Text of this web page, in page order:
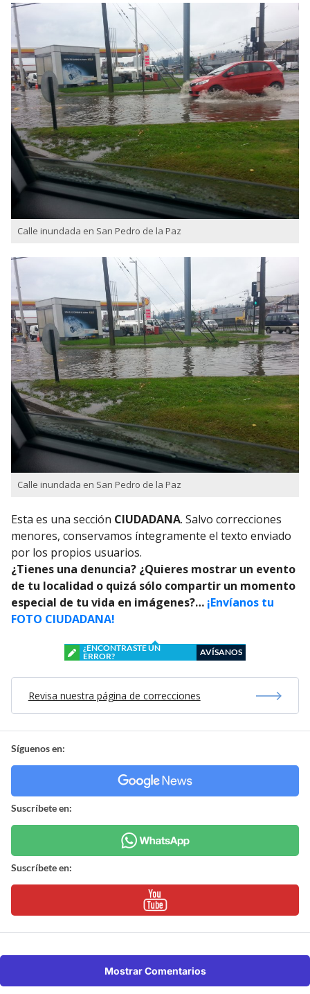
Calle inundada en San Pedro de la Paz
Calle inundada en San Pedro de la Paz
Esta es una sección CIUDADANA. Salvo correcciones
menores, conservamos íntegramente el texto enviado
por los propios usuarios.
¿Tienes una denuncia? ¿Quieres mostrar un evento
de tu localidad o quizá sólo compartir un momento
especial de tu vida en imágenes?… ¡Envíanos tu
FOTO CIUDADANA!
¿ENCONTRASTE UN
ERROR?
AVÍSANOS
Revisa nuestra página de correcciones
Síguenos en:
Suscríbete en:
Suscríbete en:
Mostrar Comentarios